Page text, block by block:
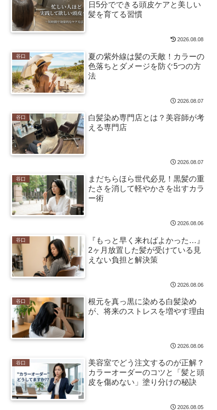
日5分でできる頭皮ケアと美しい
髪を育てる習慣
2026.08.08
谷口
夏の紫外線は髪の天敵！カラーの
色落ちとダメージを防ぐ5つの方
法
2026.08.07
谷口
白髪染め専門店とは？美容師が考
える専門店
2026.08.07
谷口
まだちらほら世代必見！黒髪の重
たさを消して軽やかさを出すカラ
ー術
2026.08.06
谷口
『もっと早く来ればよかった…』
2ヶ月放置した髪が受けている見
えない負担と解決策
2026.08.06
谷口
根元を真っ黒に染める白髪染め
が、将来のストレスを増やす理由
2026.08.06
谷口
美容室でどう注文するのが正解？
カラーオーダーのコツと「髪と頭
皮を傷めない」塗り分けの秘訣
2026.08.05